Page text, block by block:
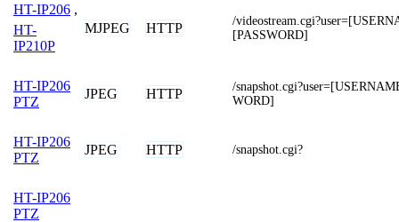
HT-IP206 ,
HT-
IP210P
MJPEG HTTP
/
[PASSWORD]
HT-IP206
PTZ
JPEG HTTP
/
WORD]
HT-IP206
PTZ
JPEG HTTP /snapshot.cgi?
HT-IP206
PTZ